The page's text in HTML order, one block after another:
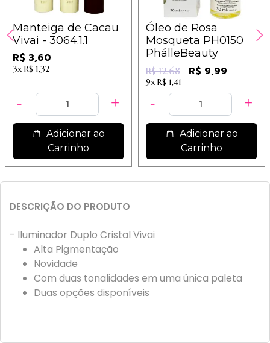
Manteiga de Cacau
Vivai - 3064.1.1
R$ 3,60
3x R$ 1,32
Adicionar ao
Carrinho
Óleo de Rosa
Mosqueta PH0150
PhálleBeauty
R$ 12,68 R$ 9,99
9x R$ 1,41
Adicionar ao
Carrinho
DESCRIÇÃO DO PRODUTO
- Iluminador Duplo Cristal Vivai
Alta Pigmentação
Novidade
Com duas tonalidades em uma única paleta
Duas opções disponíveis